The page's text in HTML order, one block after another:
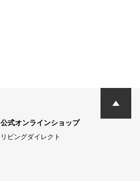
公式オンラインショップ
リビングダイレクト